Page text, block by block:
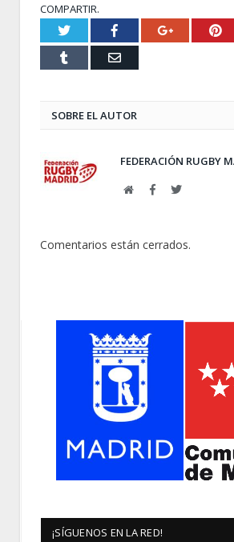
COMPARTIR.
Twitter Facebook Google+
Email
SOBRE EL AUTOR
FEDERACIÓN RUGBY
WebFacebookTwitter
Comentarios están cerrados.
¡SÍGUENOS EN LA RED!